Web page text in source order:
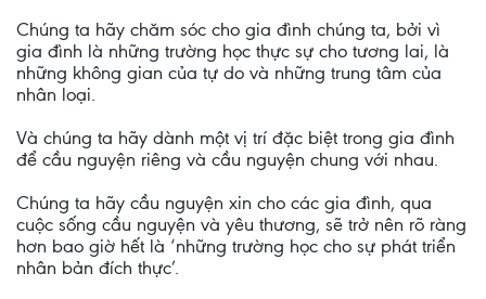
Chúng ta hãy chăm sóc cho gia đình chúng ta, bởi vì
gia đình là những trường học thực sự cho tương lai, là
những không gian của tự do và những trung tâm của
nhân loại.
Và chúng ta hãy dành một vị trí đặc biệt trong gia đình
để cầu nguyện riêng và cầu nguyện chung với nhau.
Chúng ta hãy cầu nguyện xin cho các gia đình, qua
cuộc sống cầu nguyện và yêu thương, sẽ trở nên rõ ràng
hơn bao giờ hết là ‘những trường học cho sự phát triển
nhân bản đích thực’.